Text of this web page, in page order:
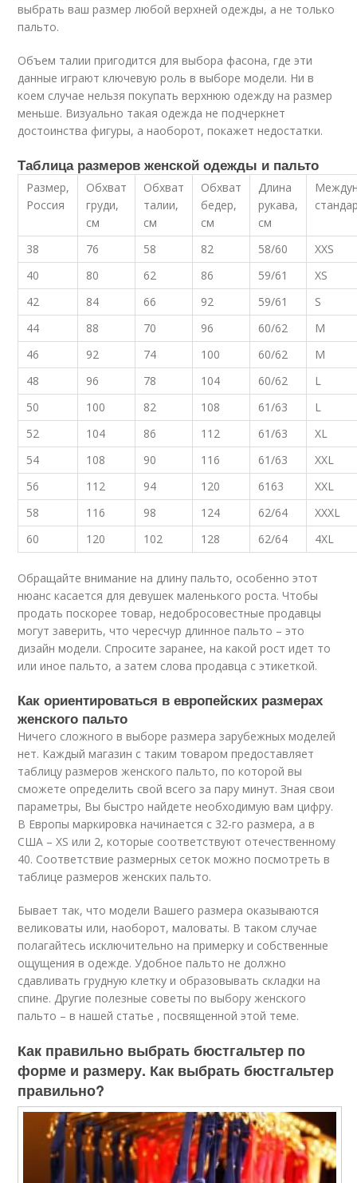
выбрать ваш размер любой верхней одежды, а не только
пальто.
Объем талии пригодится для выбора фасона, где эти
данные играют ключевую роль в выборе модели. Ни в
коем случае нельзя покупать верхнюю одежду на размер
меньше. Визуально такая одежда не подчеркнет
достоинства фигуры, а наоборот, покажет недостатки.
Таблица размеров женской одежды и пальто
Размер,
Россия
Обхват
груди,
см
Обхват
талии,
см
Обхват
бедер,
см
Длина
рукава,
см
38 76 58 82 58/60
XXS
40
80 62 86 59/61
XS
42
84 66 92 59/61
S
44
88 70 96 60/62
M
46
92 74 100 60/62
M
48
96 78 104 60/62
L
50
100 82 108 61/63
L
52
104 86 112 61/63
XL
54
108 90 116 61/63
XXL
56
112 94 120 6163
XXL
58
116 98 124 62/64
XXXL
60
120 102 128 62/64 4XL
Обращайте внимание на длину пальто, особенно этот
нюанс касается для девушек маленького роста. Чтобы
продать поскорее товар, недобросовестные продавцы
могут заверить, что чересчур длинное пальто – это
дизайн модели. Спросите заранее, на какой рост идет то
или иное пальто, а затем слова продавца с этикеткой.
Как ориентироваться в европейских размерах
женского пальто
Ничего сложного в выборе размера зарубежных моделей
нет. Каждый магазин с таким товаром предоставляет
таблицу размеров женского пальто, по которой вы
сможете определить свой всего за пару минут. Зная свои
параметры, Вы быстро найдете необходимую вам цифру.
В Европы маркировка начинается с 32-го размера, а в
США – XS или 2, которые соответствуют отечественному
40. Соответствие размерных сеток можно посмотреть в
таблице размеров женских пальто.
Бывает так, что модели Вашего размера оказываются
великоваты или, наоборот, маловаты. В таком случае
полагайтесь исключительно на примерку и собственные
ощущения в одежде. Удобное пальто не должно
сдавливать грудную клетку и образовывать складки на
спине. Другие полезные советы по выбору женского
пальто – в нашей статье , посвященной этой теме.
Как правильно выбрать бюстгальтер по
форме и размеру. Как выбрать бюстгальтер
правильно?